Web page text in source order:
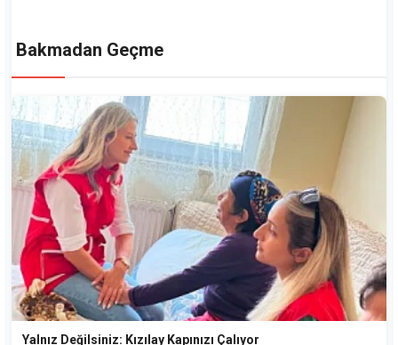
Bakmadan Geçme
Yalnız Değilsiniz: Kızılay Kapınızı Çalıyor